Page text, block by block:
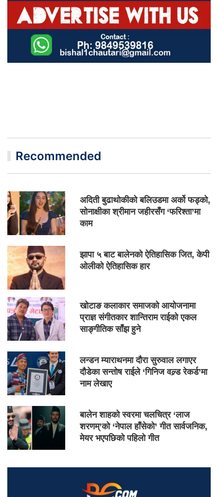
Recommended
अदिती बुढाथोकीको बलिउडमा अर्को फड्को,
सोनाक्षीका श्रीमान जहीरसँग ‘फरिश्ता’मा
काम
झापा ५ बाट बालेनको ऐतिहासिक जित, केपी
ओलीको ऐतिहासिक हार
खोटाङ कलाकार समाजको आयोजनामा
प्राज्ञ संगीतकार शान्तिराम राईको एकल
साङ्गीतिक साँझ हुने
लन्डन म्याराथनमा दौरा सुरुवाल लगाएर
दौडेका सन्तोष राईले ‘गिनिज वल्र्ड रेकर्ड’मा
नाम लेखाए
बालेन शाहको स्वरमा चलचित्र ‘लाज
शरणम्’को ‘नेपाल हाँसेको’ गीत सार्वजनिक,
मेयर भएपछिको पहिलो गीत